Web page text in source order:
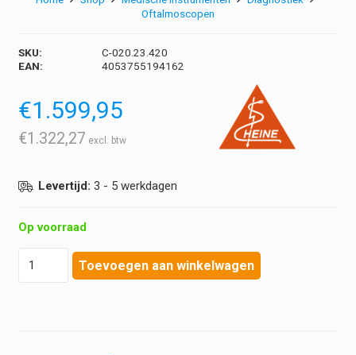
Oftalmoscopen
SKU:
C-020.23.420
EAN:
4053755194162
€1.599,95
€1.322,27
Levertijd: 3 - 5 werkdagen
Op voorraad
Toevoegen aan winkelwagen